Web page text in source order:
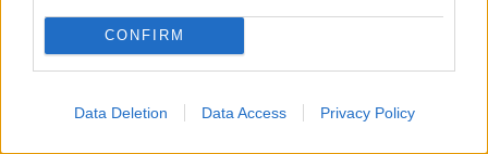
CONFIRM
Data Deletion Data Access Privacy Policy
Προηγμένα μοντέλα Τεχνητής Νοημοσύνης
κυβερνοεπίθεση